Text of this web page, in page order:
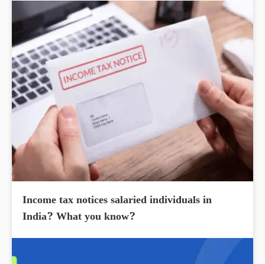
Income tax notices salaried individuals in
India? What you know?